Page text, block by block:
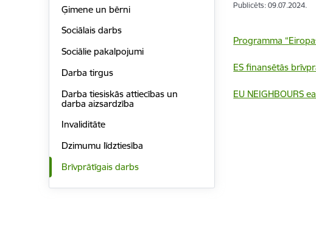
Ģimene un bērni
Sociālais darbs
Sociālie pakalpojumi
Darba tirgus
Darba tiesiskās attiecības un
darba aizsardzība
Invaliditāte
Dzimumu līdztiesība
Brīvprātīgais darbs
Publicēts: 09.07.2024.
Programma
ES finansētās
EU NEIGHBOURS